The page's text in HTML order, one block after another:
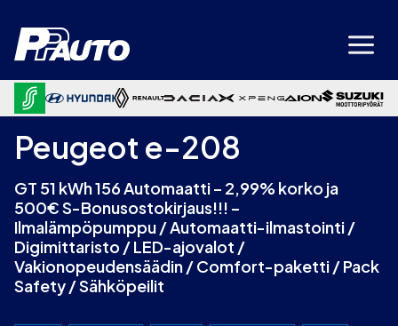
sisältöön
Peugeot e-208
GT 51 kWh 156 Automaatti – 2,99% korko ja
500€ S-Bonusostokirjaus!!! –
Ilmalämpöpumppu / Automaatti-ilmastointi /
Digimittaristo / LED-ajovalot /
Vakionopeudensäädin / Comfort-paketti / Pack
Safety / Sähköpeilit